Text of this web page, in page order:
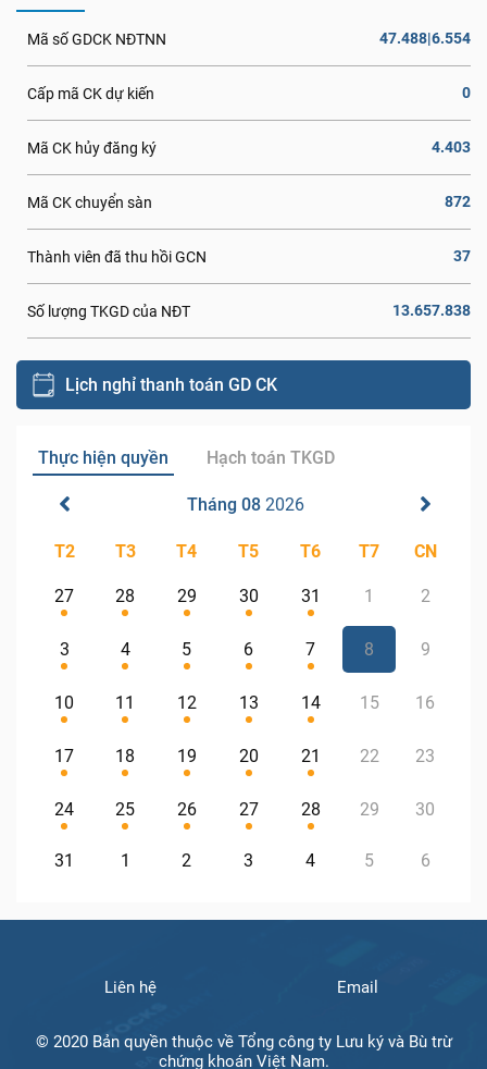
Mã số GDCK NĐTNN 47.488|6.554
Cấp mã CK dự kiến 0
Mã CK hủy đăng ký 4.403
Mã CK chuyển sàn 872
Thành viên đã thu hồi GCN 37
Số lượng TKGD của NĐT 13.657.838
Lịch nghỉ thanh toán GD CK
Thực hiện quyền Hạch toán TKGD
Tháng 08 2026
T2 T3 T4 T5 T6 T7 CN
27 28 29 30 31 1 2
3 4 5 6 7 8 9
10 11 12 13 14 15 16
17 18 19 20 21 22 23
24 25 26 27 28 29 30
31 1 2 3 4 5 6
Liên hệ Email
© 2020 Bản quyền thuộc về Tổng công ty Lưu ký và Bù trừ
chứng khoán Việt Nam.